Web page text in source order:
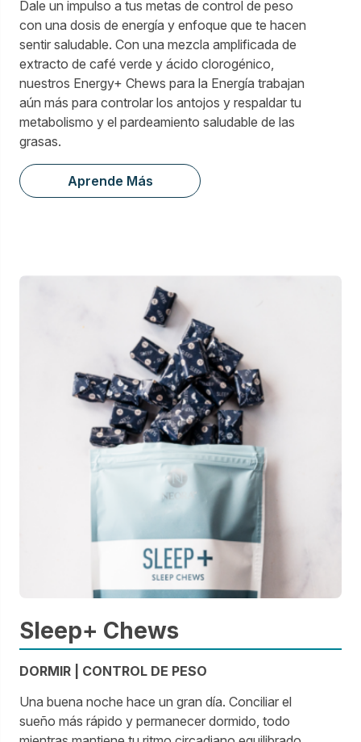
Dale un impulso a tus metas de control de peso
con una dosis de energía y enfoque que te hacen
sentir saludable. Con una mezcla amplificada de
extracto de café verde y ácido clorogénico,
nuestros Energy+ Chews para la Energía trabajan
aún más para controlar los antojos y respaldar tu
metabolismo y el pardeamiento saludable de las
grasas.
Aprende Más
Sleep+ Chews
DORMIR | CONTROL DE PESO
Una buena noche hace un gran día. Conciliar el
sueño más rápido y permanecer dormido, todo